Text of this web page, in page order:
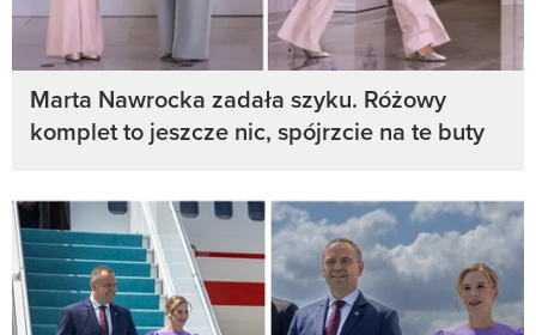
Marta Nawrocka zadała szyku. Różowy
komplet to jeszcze nic, spójrzcie na te buty